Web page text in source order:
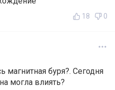
18 0
магнитная буря?. Сегодня
могла влиять?